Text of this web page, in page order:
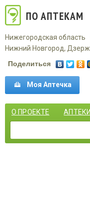
ПО АПТЕКАМ
Нижегородская область
Нижний Новгород,
Поделиться
Моя Аптечка
О ПРОЕКТЕ АПТЕКИ